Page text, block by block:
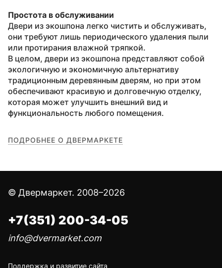
Простота в обслуживании
Двери из экошпона легко чистить и обслуживать,
они требуют лишь периодического удаления пыли
или протирания влажной тряпкой.
В целом, двери из экошпона представляют собой
экологичную и экономичную альтернативу
традиционным деревянным дверям, но при этом
обеспечивают красивую и долговечную отделку,
которая может улучшить внешний вид и
функциональность любого помещения.
ПОДРОБНЕЕ О ДВЕРМАРКЕТЕ
© Двермаркет. 2008–2026
+7(351) 200-34-05
info@dvermarket.com
Поддержка и развитие сайта